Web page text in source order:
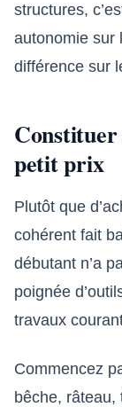
structures,
autonomie sur
différence sur
petit prix
Plutôt que
cohérent fait
débutant n’a
poignée
travaux
Commencez
bêche, râteau,